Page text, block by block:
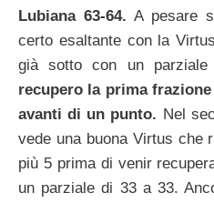
Lubiana 63-64. A pesare
certo esaltante con la
già sotto con un
recupero la prima
avanti di un punto. Nel
vede una buona Virtus che
più 5 prima di venir
un parziale di 33 a 33.